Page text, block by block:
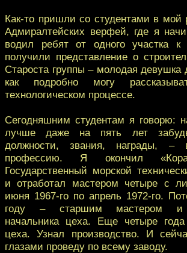
Как-то пришли со студентами в
Адмиралтейских верфей, где я
водил ребят от одного участка к
получили представление о
Староста группы – молодая девушка
как подробно могу
технологическом процессе.
Сегодняшним студентам я говорю:
лучше даже на пять лет
должности, звания, награды, –
профессию. Я окончил
Государственный морской
и отработал мастером четыре с
июня 1967-го по апрель 1972-го.
году – старшим мастером и
начальника цеха. Еще четыре
цеха. Узнал производство. И
глазами проведу по всему заводу.